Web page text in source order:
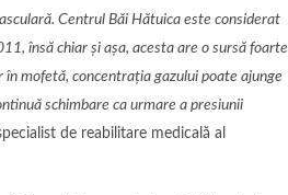
Centrul Băi Hătuica este considerat
însă chiar și așa, acesta are o sursă foarte
în mofetă, concentrația gazului poate ajunge
schimbare ca urmare a presiunii
de reabilitare medicală al